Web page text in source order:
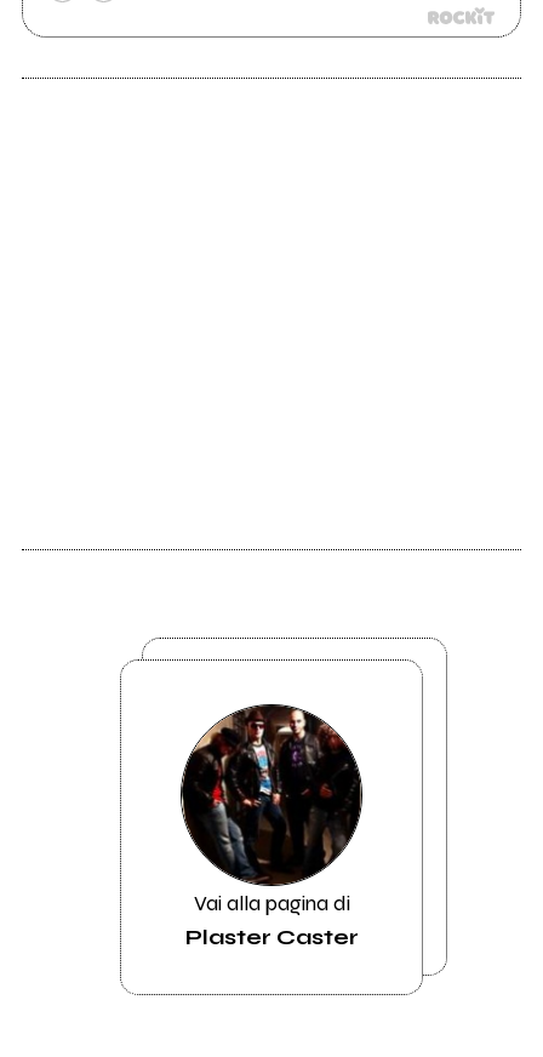
Vai alla pagina di
Plaster Caster